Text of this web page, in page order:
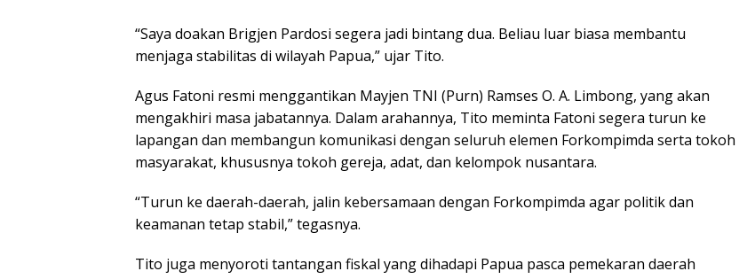
“Saya doakan Brigjen Pardosi segera jadi bintang dua. Beliau luar biasa membantu
menjaga stabilitas di wilayah Papua,” ujar Tito.
Agus Fatoni resmi menggantikan Mayjen TNI (Purn) Ramses O. A. Limbong, yang akan
mengakhiri masa jabatannya. Dalam arahannya, Tito meminta Fatoni segera turun ke
lapangan dan membangun komunikasi dengan seluruh elemen Forkompimda serta tokoh
masyarakat, khususnya tokoh gereja, adat, dan kelompok nusantara.
“Turun ke daerah-daerah, jalin kebersamaan dengan Forkompimda agar politik dan
keamanan tetap stabil,” tegasnya.
Tito juga menyoroti tantangan fiskal yang dihadapi Papua pasca pemekaran daerah